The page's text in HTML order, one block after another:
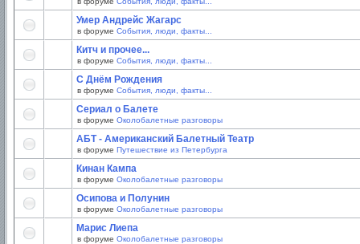
Умер Андрейс Жагарс
в форуме События, люди, факты...
Китч и прочее...
в форуме События, люди, факты...
С Днём Рождения
в форуме События, люди, факты...
Сериал о Балете
в форуме Околобалетные разговоры
АБТ - Американский Балетный Театр
в форуме Путешествие из Петербурга
Кинан Кампа
в форуме Околобалетные разговоры
Осипова и Полунин
в форуме Околобалетные разговоры
Марис Лиепа
в форуме Околобалетные разговоры